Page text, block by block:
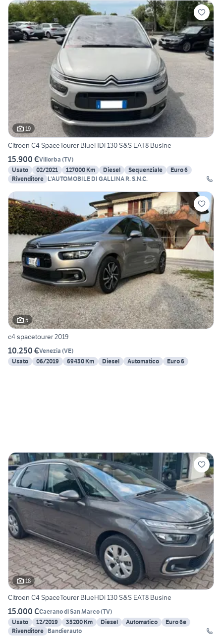
19
Citroen C4 SpaceTourer BlueHDi 130 S&S EAT8 Busine
15.900 €Villorba (TV)
Usato
02/2021 127000 Km Diesel Sequenziale
Euro 6
Rivenditore L'AUTOMOBILE DI GALLINA R. S.N.C.
5
c4 spacetourer 2019
10.250 €Venezia (VE)
Usato
06/2019 69430 Km Diesel Automatico Euro 6
18
Citroen C4 SpaceTourer BlueHDi 130 S&S EAT8 Busine
15.000 €Caerano di San Marco(TV)
Usato
12/2019 35200 Km Diesel Automatico
Euro 6e
Rivenditore Bandierauto